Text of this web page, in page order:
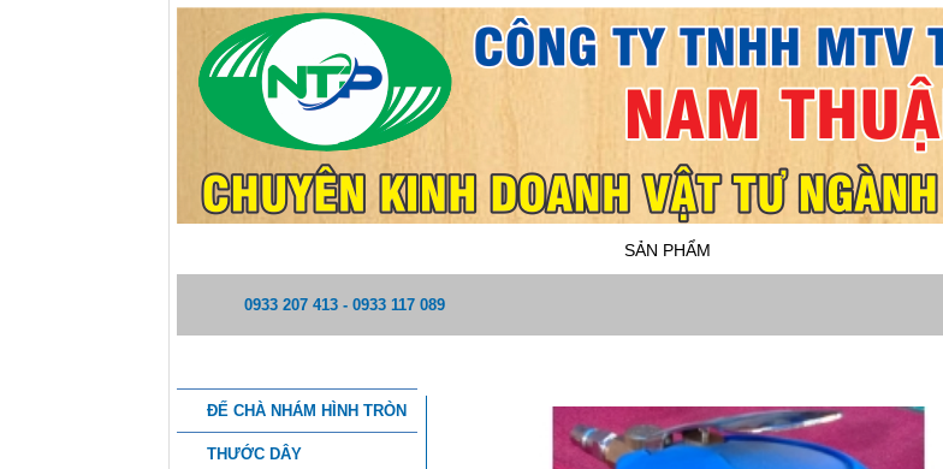
SẢN PHẨM
0933 207 413 - 0933 117 089
ĐẾ CHÀ NHÁM HÌNH TRÒN
THƯỚC DÂY